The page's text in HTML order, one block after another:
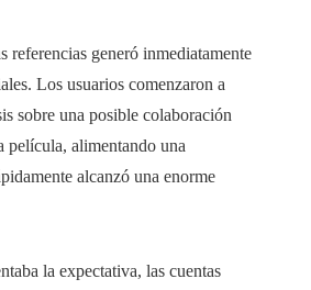
referencias generó inmediatamente
Los usuarios comenzaron a
sobre una posible colaboración
película, alimentando una
alcanzó una enorme
la expectativa, las cuentas